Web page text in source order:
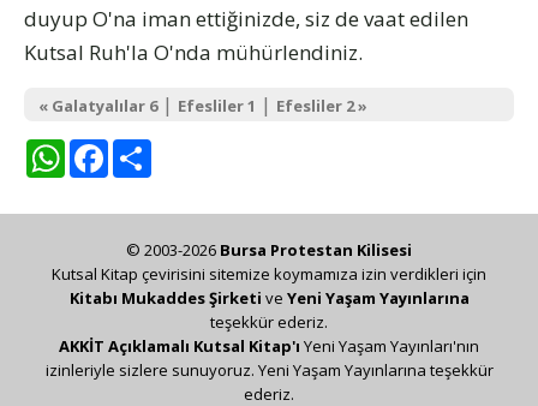
duyup O'na iman ettiğinizde, siz de vaat edilen
Kutsal Ruh'la O'nda mühürlendiniz.
« Galatyalılar 6| Efesliler 1 | Efesliler 2 »
WhatsAppFacebook
© 2003-2026 Bursa Protestan Kilisesi
Kutsal Kitap çevirisini sitemize koymamıza izin verdikleri için
Kitabı Mukaddes Şirketi ve Yeni Yaşam Yayınlarına
teşekkür ederiz.
AKKİT Açıklamalı Kutsal Kitap'ı Yeni Yaşam Yayınları'nın
izinleriyle sizlere sunuyoruz. Yeni Yaşam Yayınlarına teşekkür
ederiz.